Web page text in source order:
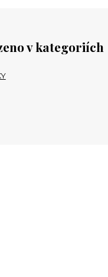
v kategoriích